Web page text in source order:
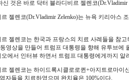
신 것은 바로 닥터 블라디비르 젤렌코
젤렌코(Dr.Vladimir Zelenko)는 뉴욕 키리아스
르 젤렌코는 한국과 프랑스의 치료 사례들을 참
영상을 만들어 트럼프 대통령을 향해 유투브에
에서 인터뷰 하면서 트럼프 대통령에게까지 알
르 젤렌코는 하이드록시클로로퀸+아지트로마이
자들을 치료하였으며 완치율은 100%이다.